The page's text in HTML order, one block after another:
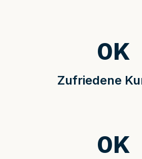
Zufriedene
0K
0K